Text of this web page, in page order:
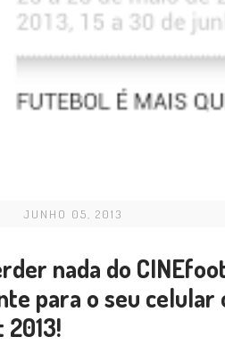
JUNHO 05, 2013
nada do
para o seu celular
2013!